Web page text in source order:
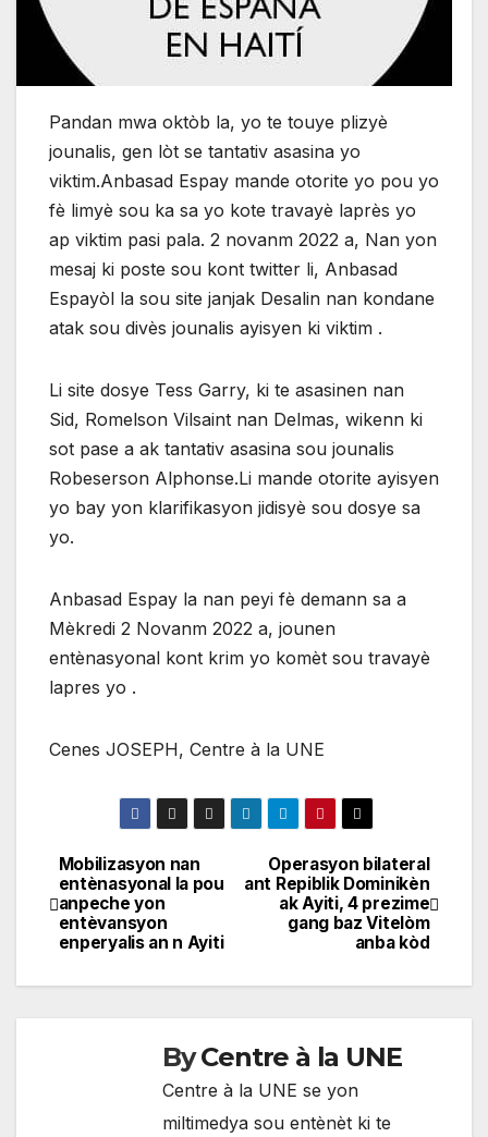
Pandan mwa oktòb la, yo te touye plizyè
jounalis, gen lòt se tantativ asasina yo
viktim.Anbasad Espay mande otorite yo pou yo
fè limyè sou ka sa yo kote travayè laprès yo
ap viktim pasi pala. 2 novanm 2022 a, Nan yon
mesaj ki poste sou kont twitter li, Anbasad
Espayòl la sou site janjak Desalin nan kondane
atak sou divès jounalis ayisyen ki viktim .
Li site dosye Tess Garry, ki te asasinen nan
Sid, Romelson Vilsaint nan Delmas, wikenn ki
sot pase a ak tantativ asasina sou jounalis
Robeserson Alphonse.Li mande otorite ayisyen
yo bay yon klarifikasyon jidisyè sou dosye sa
yo.
Anbasad Espay la nan peyi fè demann sa a
Mèkredi 2 Novanm 2022 a, jounen
entènasyonal kont krim yo komèt sou travayè
lapres yo .
Cenes JOSEPH, Centre à la UNE
Navigation
de
l'article
Operasyon bilateral
ant Repiblik Dominikèn
ak Ayiti, 4 prezime
gang baz Vitelòm
anba kòd
Mobilizasyon nan
entènasyonal la pou
anpeche yon
entèvansyon
enperyalis an n Ayiti
ByCentre à la UNE
Centre à la UNE se yon
miltimedya sou entènèt ki te